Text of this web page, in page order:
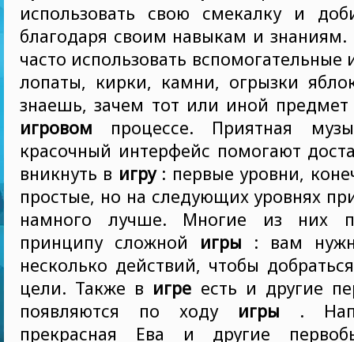
использовать свою смекалку и
благодаря своим навыкам и
часто использовать вспомогательные
лопаты, кирки, камни, огрызки
знаешь, зачем тот или иной предмет
игровом процессе. Приятная
красочный интерфейс помогают
вникнуть в игру: первые уровни,
простые, но на следующих уровнях
намного лучше. Многие из них
принципу сложной игры : вам
несколько действий, чтобы
цели. Также в игре есть и другие
появляются по ходу игры .
прекрасная Ева и другие